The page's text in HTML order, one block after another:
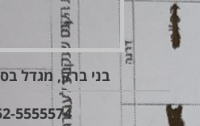
בני ברק, מגדל בסר 3
5555574